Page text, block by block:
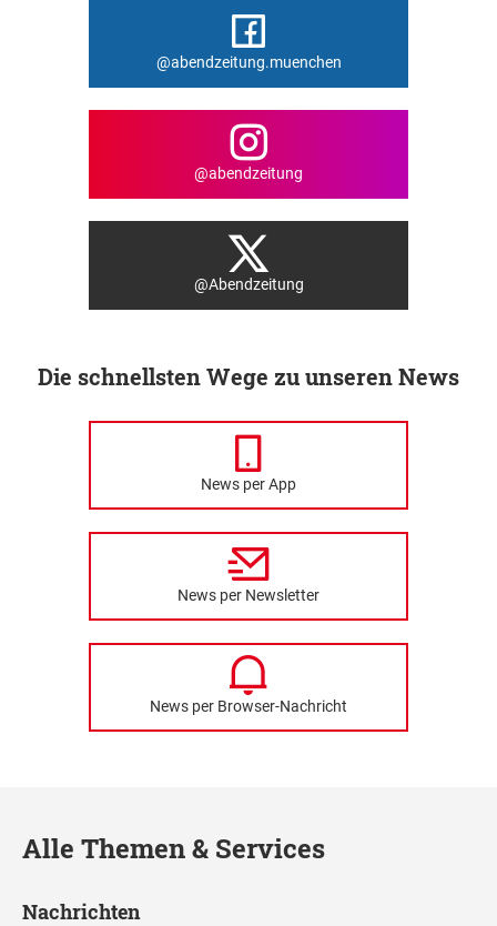
@abendzeitung.muenchen
@abendzeitung
@Abendzeitung
Die schnellsten Wege zu unseren News
News per App
News per Newsletter
News per Browser-Nachricht
Alle Themen & Services
Nachrichten